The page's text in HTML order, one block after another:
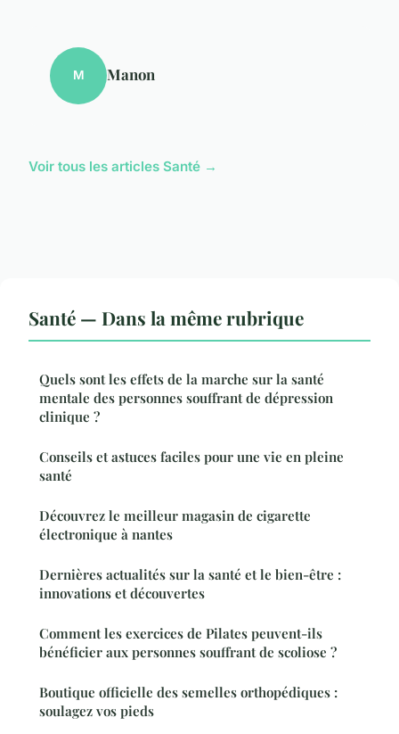
M Manon
Voir tous les articles Santé →
Santé — Dans la même rubrique
Quels sont les effets de la marche sur la santé
mentale des personnes souffrant de dépression
clinique ?
Conseils et astuces faciles pour une vie en pleine
santé
Découvrez le meilleur magasin de cigarette
électronique à nantes
Dernières actualités sur la santé et le bien-être :
innovations et découvertes
Comment les exercices de Pilates peuvent-ils
bénéficier aux personnes souffrant de scoliose ?
Boutique officielle des semelles orthopédiques :
soulagez vos pieds